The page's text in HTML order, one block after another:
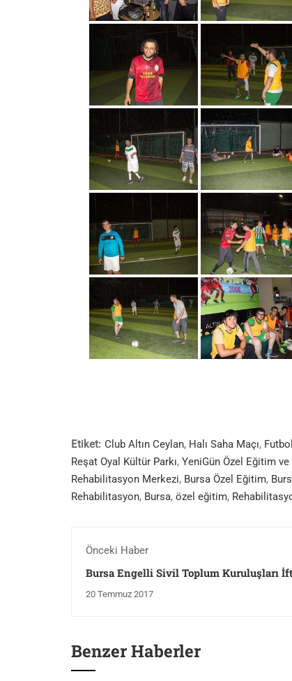
Etiket: Club Altın Ceylan, Halı Saha Maçı, Futbol
Reşat Oyal Kültür Parkı, YeniGün Özel Eğitim ve
Rehabilitasyon Merkezi, Bursa Özel Eğitim,
Rehabilitasyon, Bursa, özel eğitim,
Önceki Haber
Bursa Engelli Sivil Toplum Kuruluşları
20 Temmuz 2017
Benzer Haberler